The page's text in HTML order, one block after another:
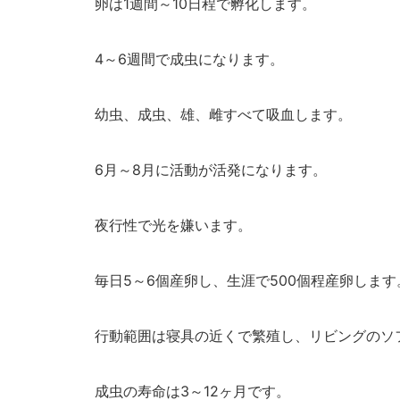
卵は1週間～10日程で孵化します。
4～6週間で成虫になります。
幼虫、成虫、雄、雌すべて吸血します。
6月～8月に活動が活発になります。
夜行性で光を嫌います。
毎日5～6個産卵し、生涯で500個程産卵します
行動範囲は寝具の近くで繁殖し、リビングのソ
成虫の寿命は3～12ヶ月です。